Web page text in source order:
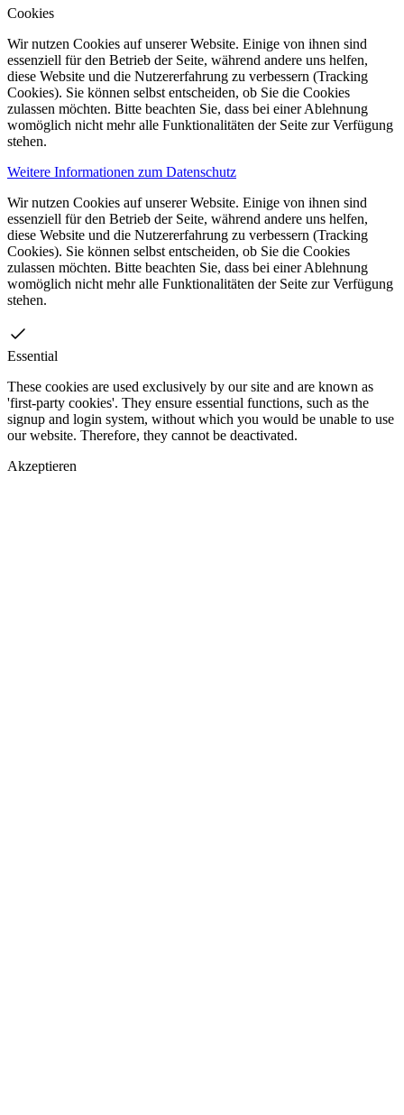
Cookies
Wir nutzen Cookies auf unserer Website. Einige von ihnen sind
essenziell für den Betrieb der Seite, während andere uns helfen,
diese Website und die Nutzererfahrung zu verbessern (Tracking
Cookies). Sie können selbst entscheiden, ob Sie die Cookies
zulassen möchten. Bitte beachten Sie, dass bei einer Ablehnung
womöglich nicht mehr alle Funktionalitäten der Seite zur Verfügung
stehen.
Weitere Informationen zum Datenschutz
Wir nutzen Cookies auf unserer Website. Einige von ihnen sind
essenziell für den Betrieb der Seite, während andere uns helfen,
diese Website und die Nutzererfahrung zu verbessern (Tracking
Cookies). Sie können selbst entscheiden, ob Sie die Cookies
zulassen möchten. Bitte beachten Sie, dass bei einer Ablehnung
womöglich nicht mehr alle Funktionalitäten der Seite zur Verfügung
stehen.
Essential
These cookies are used exclusively by our site and are known as
'first-party cookies'. They ensure essential functions, such as the
signup and login system, without which you would be unable to use
our website. Therefore, they cannot be deactivated.
Akzeptieren